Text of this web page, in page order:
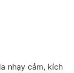
nhạy cảm, kích